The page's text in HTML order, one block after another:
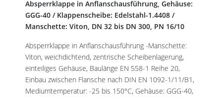
Absperrklappe in Anflanschausführung, Gehäuse:
GGG-40 / Klappenscheibe: Edelstahl-1.4408 /
Manschette: Viton, DN 32 bis DN 300, PN 16/10
Absperrklappe in Anflanschausführung -Manschette:
Viton, weichdichtend, zentrische Scheibenlagerung,
einteiliges Gehäuse, Baulänge EN 558-1 Reihe 20,
Einbau zwischen Flansche nach DIN EN 1092-1/11/B1,
Mediumtemperatur: -25 bis 150°C, Gehäuse: GGG-40,